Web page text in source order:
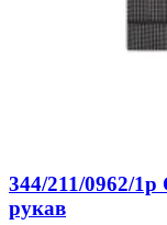
344/211/0962/
рукав